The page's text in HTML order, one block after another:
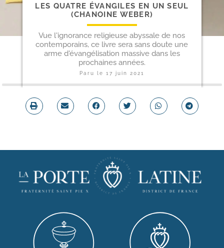
LES QUATRE ÉVANGILES EN UN SEUL
(CHANOINE WEBER)
Vue l'ignorance religieuse abyssale de nos
contemporains, ce livre sera sans doute une
arme d'évangélisation massive dans les
prochaines années.
Paru le 17 juin 2021